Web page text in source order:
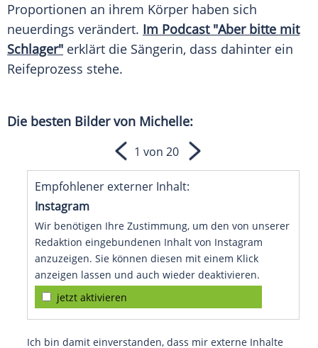
Proportionen an ihrem Körper haben sich
neuerdings verändert. Im Podcast "Aber bitte mit
Schlager" erklärt die Sängerin, dass dahinter ein
Reifeprozess stehe.
Die besten Bilder von Michelle:
Empfohlener externer Inhalt:
Instagram
Wir benötigen Ihre Zustimmung, um den von unserer
Redaktion eingebundenen Inhalt von Instagram
anzuzeigen. Sie können diesen mit einem Klick
anzeigen lassen und auch wieder deaktivieren.
jetzt aktivieren
Ich bin damit einverstanden, dass mir externe Inhalte
1 von 20